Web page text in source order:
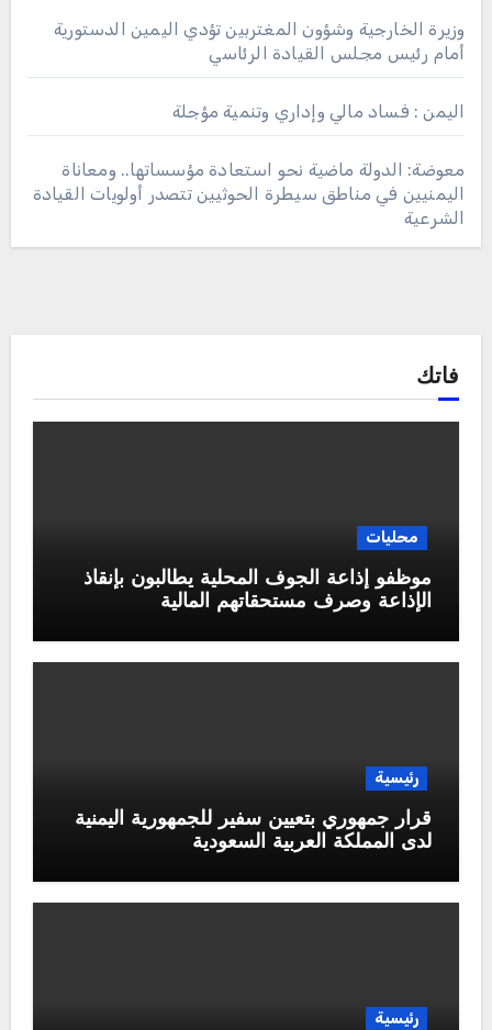
وزيرة الخارجية وشؤون المغتربين تؤدي اليمين الدستورية
أمام رئيس مجلس القيادة الرئاسي
اليمن : فساد مالي وإداري وتنمية مؤجلة
معوضة: الدولة ماضية نحو استعادة مؤسساتها.. ومعاناة
اليمنيين في مناطق سيطرة الحوثيين تتصدر أولويات القيادة
الشرعية
فاتك
محليات
موظفو إذاعة الجوف المحلية يطالبون بإنقاذ
الإذاعة وصرف مستحقاتهم المالية
رئيسية
قرار جمهوري بتعيين سفير للجمهورية اليمنية
لدى المملكة العربية السعودية
رئيسية